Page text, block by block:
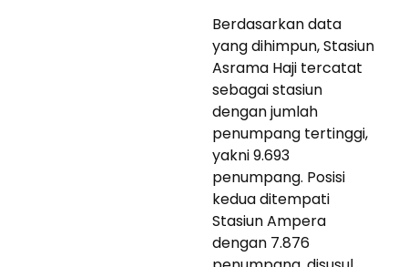
Berdasarkan data
yang dihimpun, Stasiun
Asrama Haji tercatat
sebagai stasiun
dengan jumlah
penumpang tertinggi,
yakni 9.693
penumpang. Posisi
kedua ditempati
Stasiun Ampera
dengan 7.876